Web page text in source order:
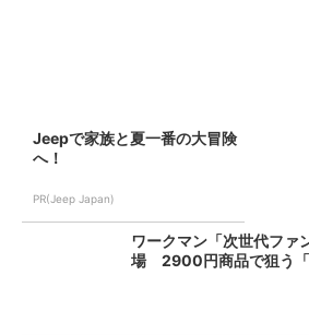
Jeepで家族と夏一番の大冒険
へ！
PR(Jeep Japan)
ワークマン「次世代ファ
場 2900円商品で狙う「